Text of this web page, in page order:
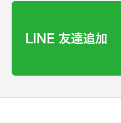
LINE 友達追加